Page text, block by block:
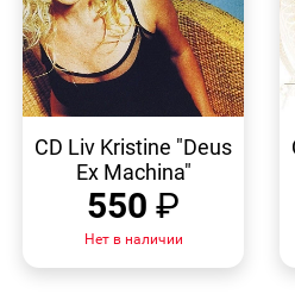
ПРОСМОТР
CD Liv Kristine "Deus
Ex Machina"
550 ₽
Нет в наличии